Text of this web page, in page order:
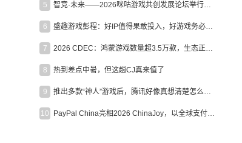
5 智竞·未来——2026咪咕游戏共创发展论坛举行：聚力精品内容、AI创作与电竞生态，共建高品质益智健康游戏社区
6 盛趣游戏彭程：好IP值得果敢投入，好游戏务必长效经营
7 2026 CDEC：鸿蒙游戏数量超3.5万款，生态正循环加速产业高质量发展
8 热到差点中暑，但这趟CJ真来值了
9 推出多款“神人”游戏后，腾讯好像真想清楚怎么做二次元了
10 PayPal China亮相2026 ChinaJoy，以全球支付能力助力中国游戏企业深化全球运营